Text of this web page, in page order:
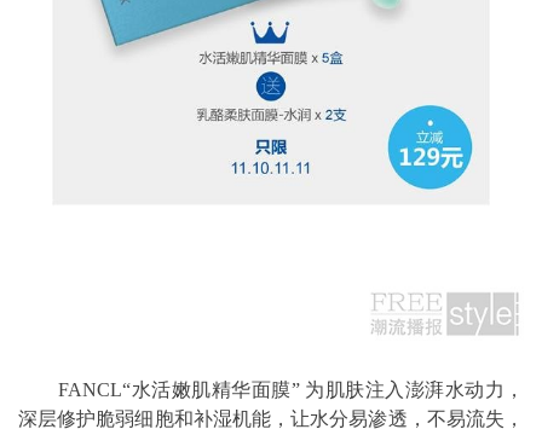
FANCL“水活嫩肌精华面膜” 为肌肤注入澎湃水动力，
深层修护脆弱细胞和补湿机能，让水分易渗透，不易流失，